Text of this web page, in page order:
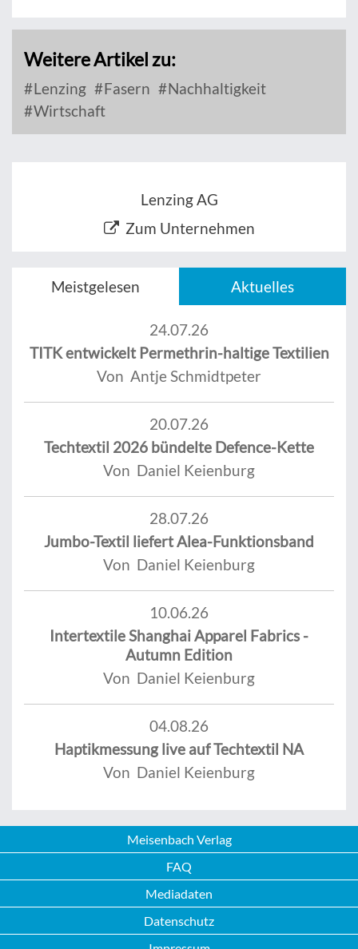
Weitere Artikel zu:
Lenzing Fasern
Nachhaltigkeit
Wirtschaft
Lenzing AG
Zum Unternehmen
Meistgelesen Aktuelles
24.07.26
TITK entwickelt Permethrin-haltige Textilien
Von Antje Schmidtpeter
20.07.26
Techtextil 2026 bündelte Defence-Kette
Von Daniel Keienburg
28.07.26
Jumbo-Textil liefert Alea-Funktionsband
Von Daniel Keienburg
10.06.26
Intertextile Shanghai Apparel Fabrics -
Autumn Edition
Von Daniel Keienburg
04.08.26
Haptikmessung live auf Techtextil NA
Von Daniel Keienburg
Meisenbach Verlag
FAQ
Mediadaten
Datenschutz